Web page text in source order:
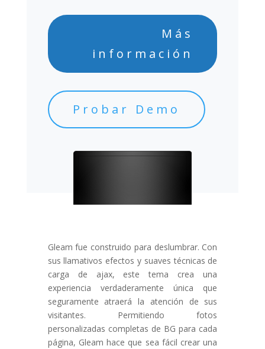
Más
información
Probar Demo
Gleam fue construido para deslumbrar. Con
sus llamativos efectos y suaves técnicas de
carga de ajax, este tema crea una
experiencia verdaderamente única que
seguramente atraerá la atención de sus
visitantes. Permitiendo fotos
personalizadas completas de BG para cada
página, Gleam hace que sea fácil crear una